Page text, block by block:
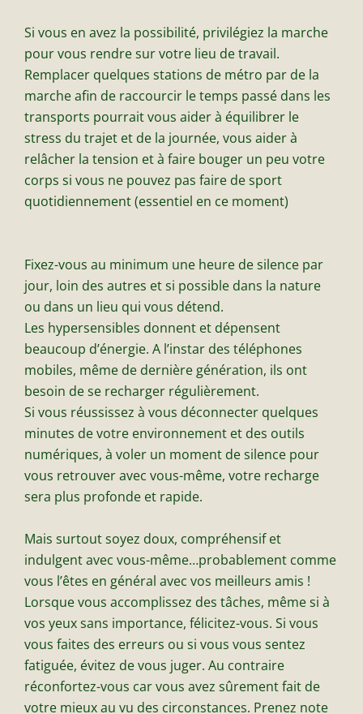
Si vous en avez la possibilité, privilégiez la marche
pour vous rendre sur votre lieu de travail.
Remplacer quelques stations de métro par de la
marche afin de raccourcir le temps passé dans les
transports pourrait vous aider à équilibrer le
stress du trajet et de la journée, vous aider à
relâcher la tension et à faire bouger un peu votre
corps si vous ne pouvez pas faire de sport
quotidiennement (essentiel en ce moment)
Fixez-vous au minimum une heure de silence par
jour, loin des autres et si possible dans la nature
ou dans un lieu qui vous détend.
Les hypersensibles donnent et dépensent
beaucoup d’énergie. A l’instar des téléphones
mobiles, même de dernière génération, ils ont
besoin de se recharger régulièrement.
Si vous réussissez à vous déconnecter quelques
minutes de votre environnement et des outils
numériques, à voler un moment de silence pour
vous retrouver avec vous-même, votre recharge
sera plus profonde et rapide.
Mais surtout soyez doux, compréhensif et
indulgent avec vous-même…probablement comme
vous l’êtes en général avec vos meilleurs amis !
Lorsque vous accomplissez des tâches, même si à
vos yeux sans importance, félicitez-vous. Si vous
vous faites des erreurs ou si vous vous sentez
fatiguée, évitez de vous juger. Au contraire
réconfortez-vous car vous avez sûrement fait de
votre mieux au vu des circonstances. Prenez note